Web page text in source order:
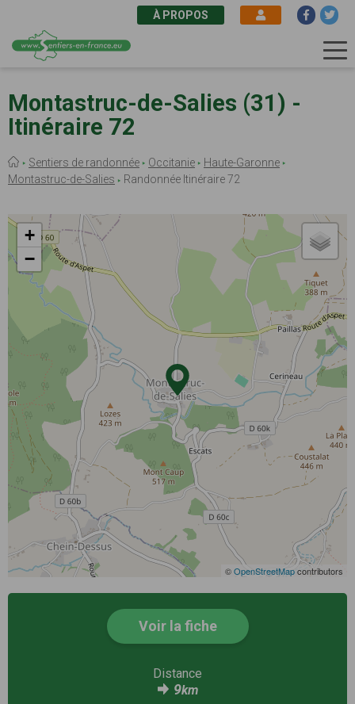
au
contenu
principal
À PROPOS
Montastruc-de-Salies (31) -
Itinéraire 72
Fil
d'Ariane
Sentiers de randonnée Occitanie
Haute-Garonne
Montastruc-de-Salies
Randonnée Itinéraire 72
+
−
©OpenStreetMapcontributors
Voir la fiche
Distance
9km